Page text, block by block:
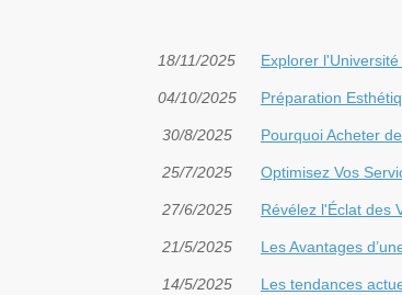
18/11/2025 Explorer
04/10/2025 Préparation
30/8/2025 Pourquoi Acheter
25/7/2025 Optimisez Vos
27/6/2025 Révélez l'Éclat des
21/5/2025 Les Avantages
14/5/2025 Les tendances